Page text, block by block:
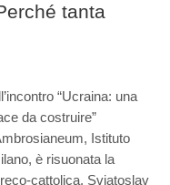
tanta
“Ucraina: una
da costruire”
Istituto
è risuonata la
cattolica, Svjatoslav